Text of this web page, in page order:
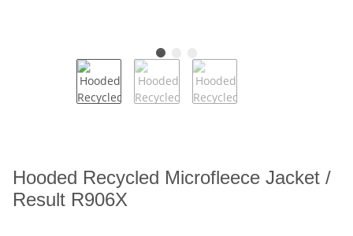
Hooded Recycled Microfleece Jacket /
Result R906X